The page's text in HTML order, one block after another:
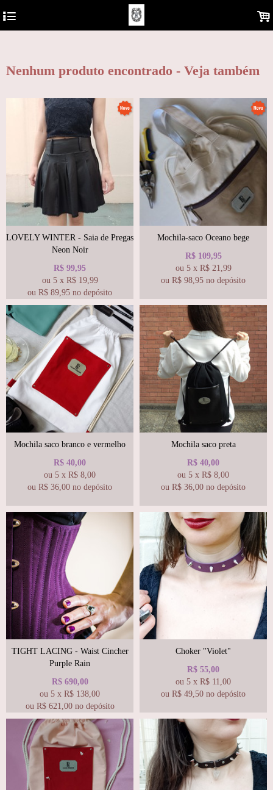
https://analytics.google.com/analytics/web/?hl=pt-BR&pli=1#/report-
home/a122681577w180810930p178850878
4 .
Nenhum produto encontrado - Veja também
LOVELY WINTER - Saia de Pregas
Neon Noir
R$ 99,95
ou 5 x R$ 19,99
ou R$ 89,95 no depósito
Mochila-saco Oceano bege
R$ 109,95
ou 5 x R$ 21,99
ou R$ 98,95 no depósito
Mochila saco branco e vermelho
R$ 40,00
ou 5 x R$ 8,00
ou R$ 36,00 no depósito
Mochila saco preta
R$ 40,00
ou 5 x R$ 8,00
ou R$ 36,00 no depósito
TIGHT LACING - Waist Cincher
Purple Rain
R$ 690,00
ou 5 x R$ 138,00
ou R$ 621,00 no depósito
Choker "Violet"
R$ 55,00
ou 5 x R$ 11,00
ou R$ 49,50 no depósito